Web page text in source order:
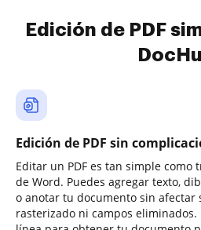
Edición de PDF
Edición de PDF sin
Editar un PDF es tan simple
de Word. Puedes agregar texto,
o anotar tu documento sin afectar
rasterizado ni campos eliminados.